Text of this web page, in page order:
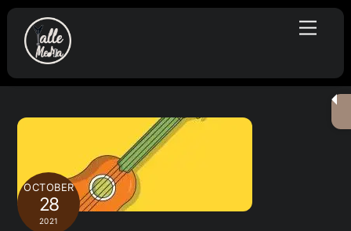
Skip
content
Menu
OCTOBER
28
2021